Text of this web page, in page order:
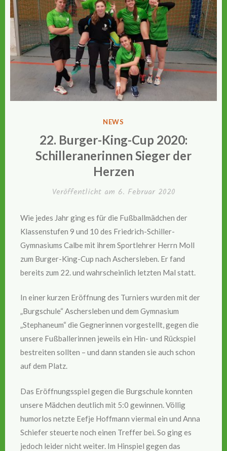
VERÖFFENTLICHT
NEWS
22. Burger-King-Cup 2020:
Schilleranerinnen Sieger der
Herzen
Veröffentlicht am 6. Februar 2020
Wie jedes Jahr ging es für die Fußballmädchen der
Klassenstufen 9 und 10 des Friedrich-Schiller-
Gymnasiums Calbe mit ihrem Sportlehrer Herrn Moll
zum Burger-King-Cup nach Aschersleben. Er fand
bereits zum 22. und wahrscheinlich letzten Mal statt.
In einer kurzen Eröffnung des Turniers wurden mit der
„Burgschule“ Aschersleben und dem Gymnasium
„Stephaneum“ die Gegnerinnen vorgestellt, gegen die
unsere Fußballerinnen jeweils ein Hin- und Rückspiel
bestreiten sollten – und dann standen sie auch schon
auf dem Platz.
Das Eröffnungsspiel gegen die Burgschule konnten
unsere Mädchen deutlich mit 5:0 gewinnen. Völlig
humorlos netzte Eefje Hoffmann viermal ein und Anna
Schiefer steuerte noch einen Treffer bei. So ging es
jedoch leider nicht weiter. Im Hinspiel gegen das